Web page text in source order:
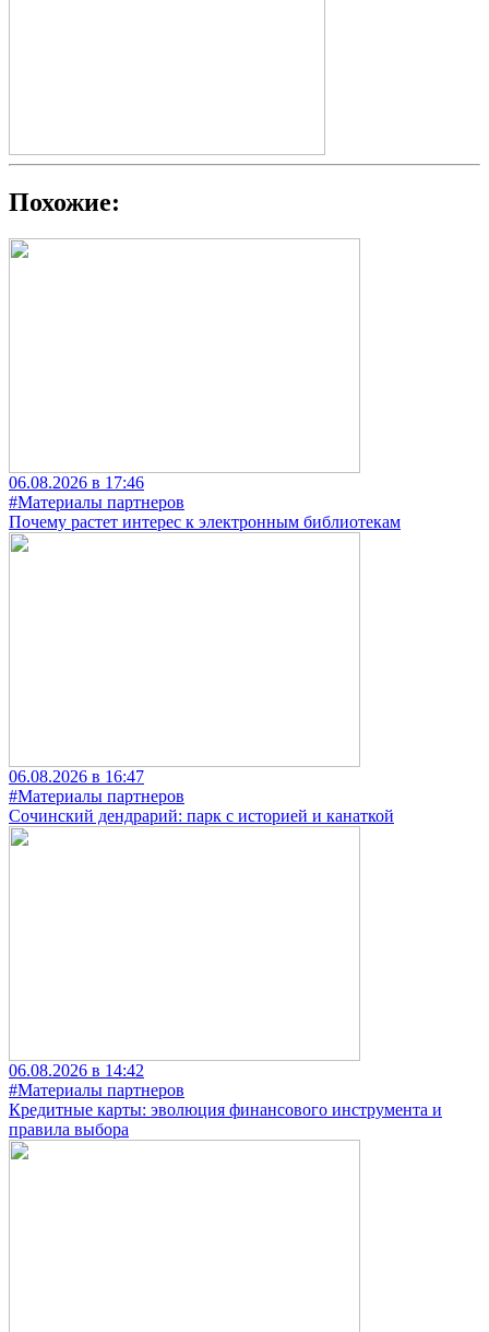
Похожие:
06.08.2026 в 17:46
#Материалы партнеров
Почему растет интерес к электронным библиотекам
06.08.2026 в 16:47
#Материалы партнеров
Сочинский дендрарий: парк с историей и канаткой
06.08.2026 в 14:42
#Материалы партнеров
Кредитные карты: эволюция финансового инструмента и
правила выбора